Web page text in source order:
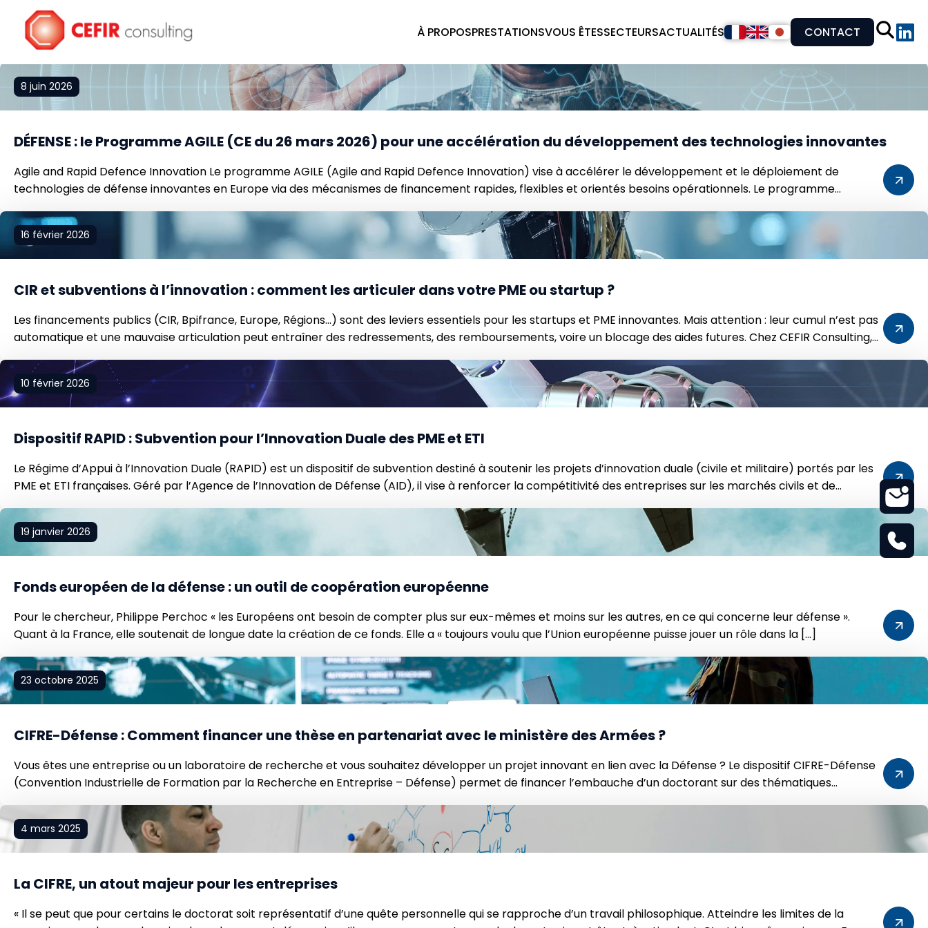
À PROPOSPRESTATIONSVOUS ÊTESSECTEURSACTUALITÉS CONTACT
Catégorie :Aides & subventions européennes
8 juin 2026
DÉFENSE : le Programme AGILE (CE du 26 mars 2026) pour une accélération du développement des technologies innovantes
Agile and Rapid Defence Innovation Le programme AGILE (Agile and Rapid Defence Innovation) vise à accélérer le développement et le déploiement de
technologies de défense innovantes en Europe via des mécanismes de financement rapides, flexibles et orientés besoins opérationnels. Le programme
16 février 2026
CIR et subventions à l’innovation : comment les articuler dans votre PME ou startup ?
Les financements publics (CIR, Bpifrance, Europe, Régions…) sont des leviers essentiels pour les startups et PME innovantes. Mais attention : leur cumul n’est pas
automatique et une mauvaise articulation peut entraîner des redressements, des remboursements, voire un blocage des aides futures. Chez CEFIR Consulting,
10 février 2026
Dispositif RAPID : Subvention pour l’Innovation Duale des PME et ETI
Le Régime d’Appui à l’Innovation Duale (RAPID) est un dispositif de subvention destiné à soutenir les projets d’innovation duale (civile et militaire) portés par les
PME et ETI françaises. Géré par l’Agence de l’Innovation de Défense (AID), il vise à renforcer la compétitivité des entreprises sur les marchés civils et de
19 janvier 2026
Fonds européen de la défense : un outil de coopération européenne
Pour le chercheur, Philippe Perchoc « les Européens ont besoin de compter plus sur eux-mêmes et moins sur les autres, en ce qui concerne leur défense ».
Quant à la France, elle soutenait de longue date la création de ce fonds. Elle a « toujours voulu que l’Union européenne puisse jouer un rôle dans la […]
23 octobre 2025
CIFRE-Défense : Comment financer une thèse en partenariat avec le ministère des Armées ?
Vous êtes une entreprise ou un laboratoire de recherche et vous souhaitez développer un projet innovant en lien avec la Défense ? Le dispositif CIFRE-Défense
(Convention Industrielle de Formation par la Recherche en Entreprise – Défense) permet de financer l’embauche d’un doctorant sur des thématiques
4 mars 2025
La CIFRE, un atout majeur pour les entreprises
« Il se peut que pour certains le doctorat soit représentatif d’une quête personnelle qui se rapproche d’un travail philosophique. Atteindre les limites de la